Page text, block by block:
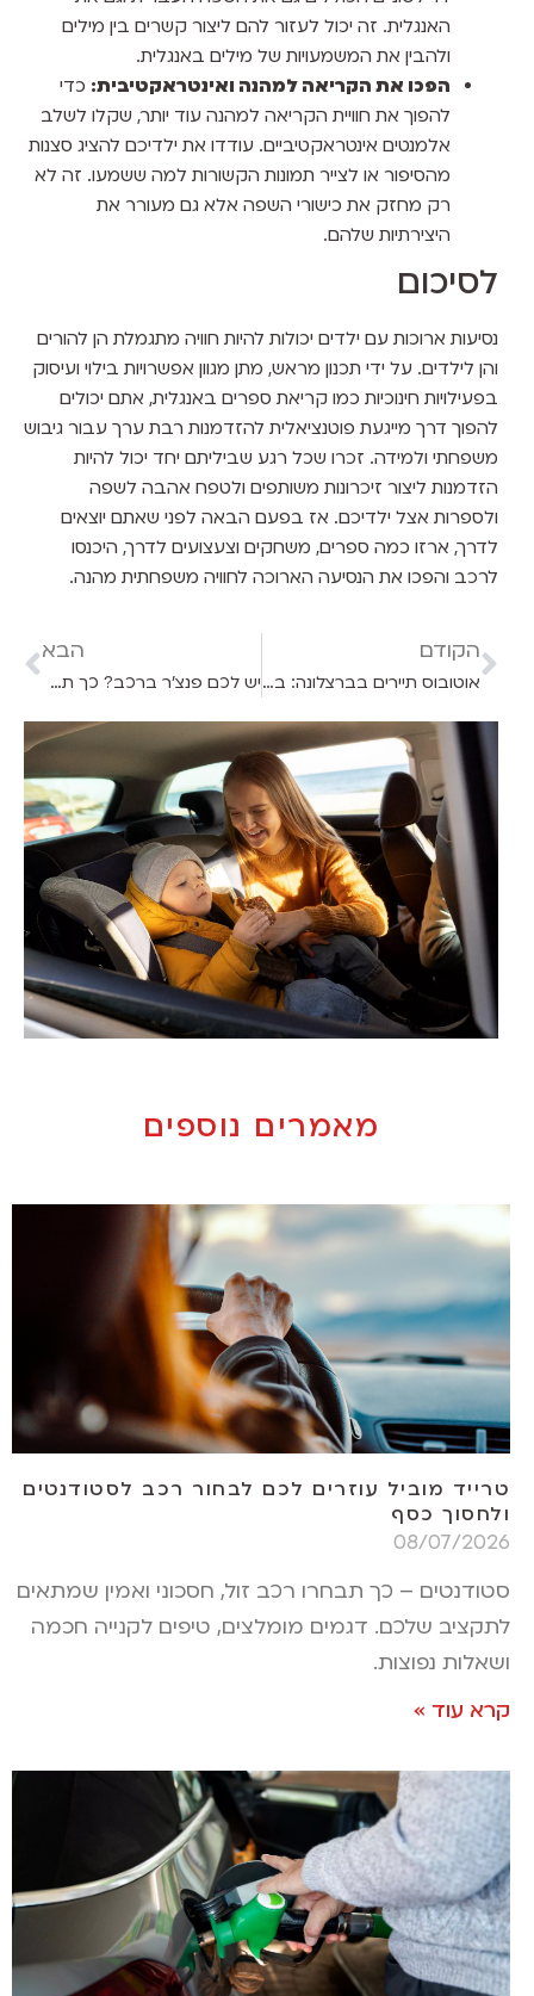
האנגלית. זה יכול לעזור להם ליצור קשרים בין מילים
ולהבין את המשמעויות של מילים באנגלית.
הפכו את הקריאה למהנה ואינטראקטיבית:כדי
להפוך את חוויית הקריאה למהנה עוד יותר, שקלו לשלב
אלמנטים אינטראקטיביים. עודדו את ילדיכם להציג סצנות
מהסיפור או לצייר תמונות הקשורות למה ששמעו. זה לא
רק מחזק את כישורי השפה אלא גם מעורר את
היצירתיות שלהם.
לסיכום
נסיעות ארוכות עם ילדים יכולות להיות חוויה מתגמלת הן להורים
והן לילדים. על ידי תכנון מראש, מתן מגוון אפשרויות בילוי ועיסוק
בפעילויות חינוכיות כמו קריאת ספרים באנגלית, אתם יכולים
להפוך דרך מייגעת פוטנציאלית להזדמנות רבת ערך עבור גיבוש
משפחתי ולמידה. זכרו שכל רגע שביליתם יחד יכול להיות
הזדמנות ליצור זיכרונות משותפים ולטפח אהבה לשפה
ולספרות אצל ילדיכם. אז בפעם הבאה לפני שאתם יוצאים
לדרך, ארזו כמה ספרים, משחקים וצעצועים לדרך, היכנסו
לרכב והפכו את הנסיעה הארוכה לחוויה משפחתית מהנה.
הקודם
אוטובוס תיירים בברצלונה: בעד או נגד?
הבא
יש לכם פנצ'ר ברכב? כך תטפלו בו
מאמרים נוספים
טרייד מוביל עוזרים לכם לבחור רכב לסטודנטים
ולחסוך כסף
08/07/2026
סטודנטים – כך תבחרו רכב זול, חסכוני ואמין שמתאים
לתקציב שלכם. דגמים מומלצים, טיפים לקנייה חכמה
ושאלות נפוצות.
קרא עוד »